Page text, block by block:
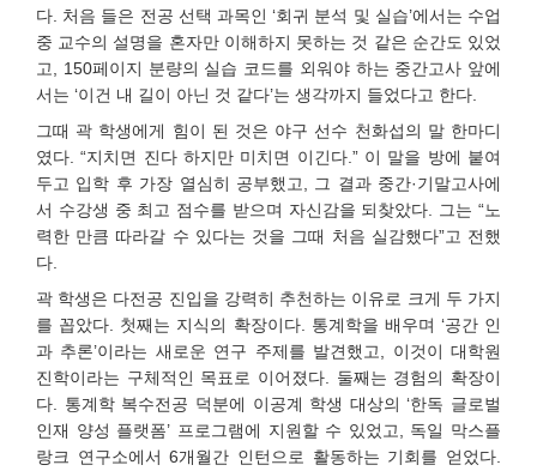
다. 처음 들은 전공 선택 과목인 ‘회귀 분석 및 실습’에서는 수업
중 교수의 설명을 혼자만 이해하지 못하는 것 같은 순간도 있었
고, 150페이지 분량의 실습 코드를 외워야 하는 중간고사 앞에
서는 ‘이건 내 길이 아닌 것 같다’는 생각까지 들었다고 한다.
그때 곽 학생에게 힘이 된 것은 야구 선수 천화섭의 말 한마디
였다. “지치면 진다 하지만 미치면 이긴다.” 이 말을 방에 붙여
두고 입학 후 가장 열심히 공부했고, 그 결과 중간·기말고사에
서 수강생 중 최고 점수를 받으며 자신감을 되찾았다. 그는 “노
력한 만큼 따라갈 수 있다는 것을 그때 처음 실감했다”고 전했
다.
곽 학생은 다전공 진입을 강력히 추천하는 이유로 크게 두 가지
를 꼽았다. 첫째는 지식의 확장이다. 통계학을 배우며 ‘공간 인
과 추론’이라는 새로운 연구 주제를 발견했고, 이것이 대학원
진학이라는 구체적인 목표로 이어졌다. 둘째는 경험의 확장이
다. 통계학 복수전공 덕분에 이공계 학생 대상의 ‘한독 글로벌
인재 양성 플랫폼’ 프로그램에 지원할 수 있었고, 독일 막스플
랑크 연구소에서 6개월간 인턴으로 활동하는 기회를 얻었다.